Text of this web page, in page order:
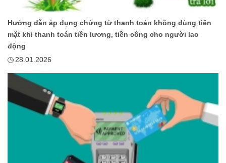
Hướng dẫn áp dụng chứng từ thanh toán không dùng tiền
mặt khi thanh toán tiền lương, tiền công cho người lao
động
28.01.2026